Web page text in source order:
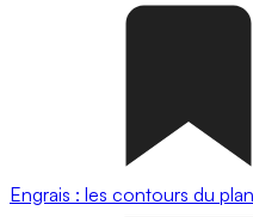
Engrais : les contours du